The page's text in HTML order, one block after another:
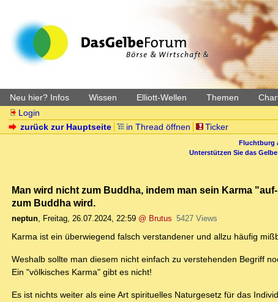
Neu hier? Infos Wissen Elliott-Wellen Themen
Login
zurück zur Hauptseite
in Thread öffnen Ticker
Fluchtburg
Unterstützen Sie das
Man wird nicht zum Buddha, indem man sein Karma
zum Buddha wird.
neptun, Freitag, 26.07.2024, 22:59 @ Brutus 5427 Views
Karma ist ein überwiegend falsch verstandener und allzu häufig
Weshalb sollte man diesem nicht einfach zu verstehenden Begriff
Ein "völkisches Karma" gibt es nicht!
Es ist nichts weiter als eine Art spirituelles Naturgesetz für das